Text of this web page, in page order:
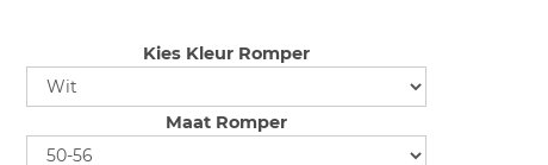
Kies Kleur Romper
Maat Romper